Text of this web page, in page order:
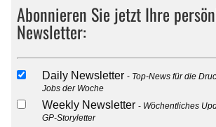
Abonnieren Sie jetzt Ihre
Newsletter:
Daily Newsletter
Top-News für die
Jobs der Woche
Weekly Newsletter
Wöchentliches
GP-Storyletter